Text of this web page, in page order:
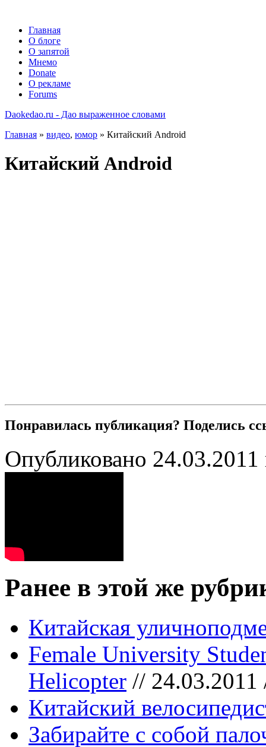
Главная
О блоге
О запятой
Мнемо
Donate
О рекламе
Forums
Daokedao.ru - Дао выраженное словами
Главная » видео, юмор » Китайский Android
Китайский Android
Понравилась публикация? Поделись
Опубликовано
Ранее в этой же
Китайская
Female University
Helicopter // 24.03.2011
Китайский
Забирайте с собой